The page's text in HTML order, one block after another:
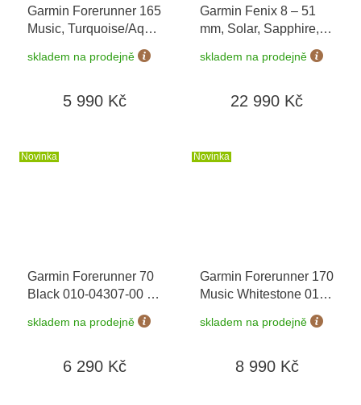
Garmin Forerunner 165
Music, Turquoise/Aqua
možnost výměny do 90
skladem na prodejně
5 990 Kč
Garmin Fenix 8 – 51
mm, Solar, Sapphire,
Yellow/Graphite 010-
skladem na prodejně
22 990 Kč
Novinka
Garmin Forerunner 70
Black 010-04307-00 +
možnost výměny do 90
dní
skladem na prodejně
6 290 Kč
Novinka
Garmin Forerunner 170
Music Whitestone 010-
+ možnost
výměny do 90 dní
skladem na prodejně
8 990 Kč